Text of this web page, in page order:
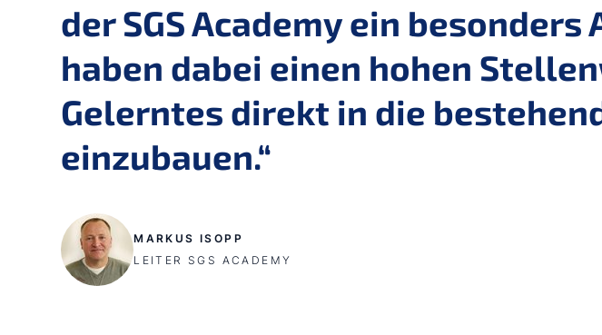
der SGS Academy ein
haben dabei einen hohen
Gelerntes direkt in die
einzubauen.“
MARKUS ISOPP
LEITER SGS ACADEMY